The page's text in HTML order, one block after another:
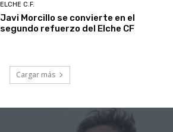
ELCHE C.F.
Javi Morcillo se convierte en el
segundo refuerzo del Elche CF
Cargar más